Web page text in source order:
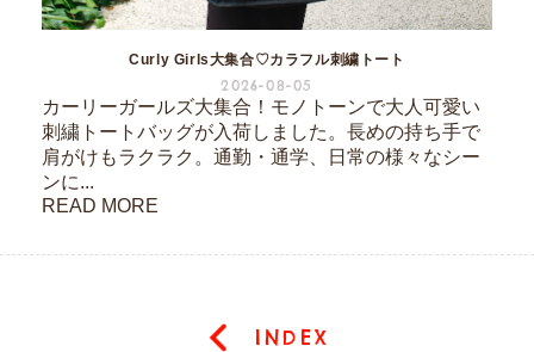
Curly Girls大集合♡カラフル刺繍トート
2026-08-05
カーリーガールズ大集合！モノトーンで大人可愛い
刺繍トートバッグが入荷しました。長めの持ち手で
肩がけもラクラク。通勤・通学、日常の様々なシー
ンに...
READ MORE
INDEX